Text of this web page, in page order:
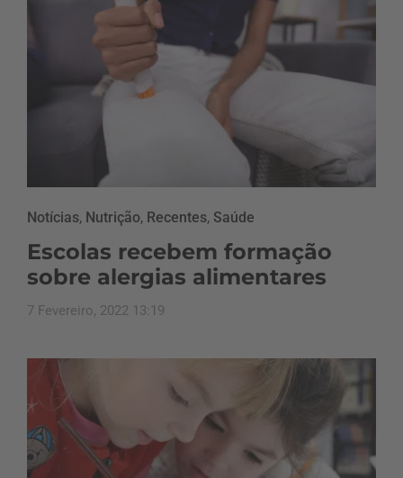
Notícias, Nutrição, Recentes, Saúde
Escolas recebem formação
sobre alergias alimentares
7 Fevereiro, 2022 13:19